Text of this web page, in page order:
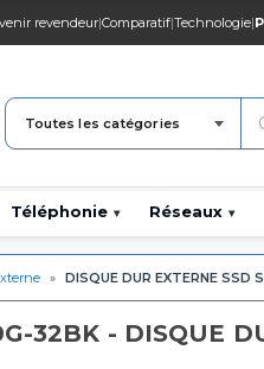
revendeur|Comparatif|Technologie|
Toutes les catégories
Téléphonie ▾ Réseaux ▾
» DISQUE DUR EXTERNE SSD
32BK - DISQUE